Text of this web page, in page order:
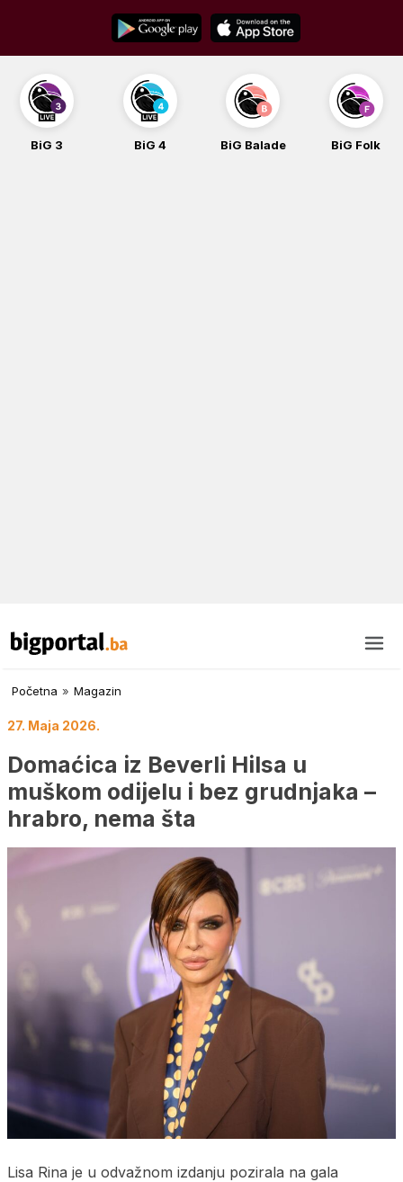
content
BiG 4 BiG Balade BiG Folk BiG iG
Početna » Magazin
27. Maja 2026.
Domaćica iz Beverli Hilsa u
muškom odijelu i bez grudnjaka –
hrabro, nema šta
Lisa Rina je u odvažnom izdanju pozirala na gala